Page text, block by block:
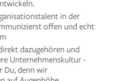
in der
offen und echt
dazugehören und
Unternehmenskultur -
Du, denn wir